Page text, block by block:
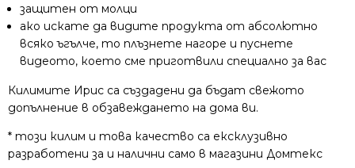
защитен от молци
ако искате да видите продукта от абсолютно
всяко ъгълче, то плъзнете нагоре и пуснете
видеото, което сме приготвили специално за вас
Килимите Ирис са създадени да бъдат свежото
допълнение в обзавеждането на дома ви.
* този килим и това качество са ексклузивно
разработени за и налични само в магазини Домтекс